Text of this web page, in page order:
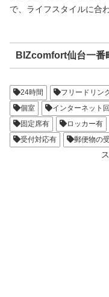
で、ライフスタイルに合
BIZcomfort仙台一番
24時間 フリードリン
個室
インターネット
固定席有
ロッカー有
受付対応有
郵便物の